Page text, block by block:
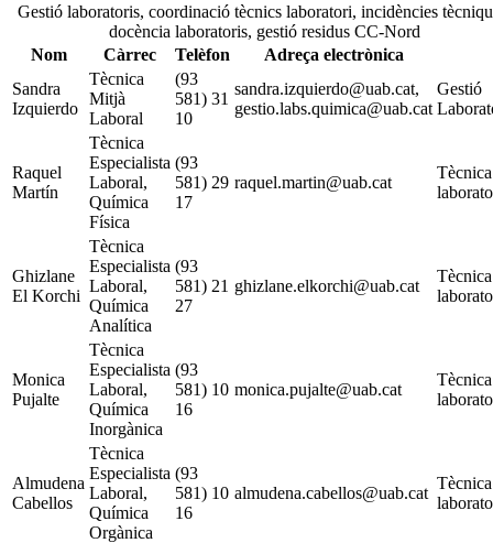
Gestió laboratoris, coordinació tècnics laboratori, incidències
docència laboratoris, gestió residus CC-Nord
Nom
Càrrec Telèfon
Adreça electrònica
Sandra
Izquierdo
Tècnica
Mitjà
Laboral
(93
581) 31
10
sandra.izquierdo@uab.cat,
gestio.labs.quimica@uab.cat
Gestió
Raquel
Martín
Tècnica
Especialista
Laboral,
Química
Física
(93
581) 29
17
raquel.martin@uab.cat
Ghizlane
El Korchi
Tècnica
Especialista
Laboral,
Química
Analítica
(93
581) 21
27
ghizlane.elkorchi@uab.cat
Monica
Pujalte
Tècnica
Especialista
Laboral,
Química
Inorgànica
(93
581) 10
16
monica.pujalte@uab.cat
Almudena
Cabellos
Tècnica
Especialista
Laboral,
Química
Orgànica
(93
581) 10
16
almudena.cabellos@uab.cat